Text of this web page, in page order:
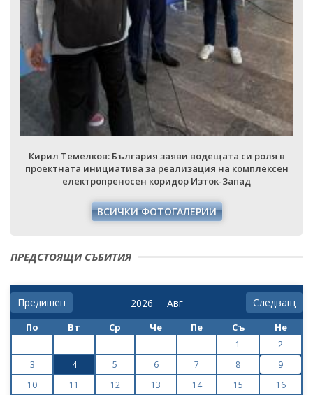
Кирил Темелков: България заяви водещата си роля в
проектната инициатива за реализация на комплексен
електропреносен коридор Изток-Запад
ВСИЧКИ ФОТОГАЛЕРИИ
ПРЕДСТОЯЩИ СЪБИТИЯ
Предишен Следващ
По Вт Ср Че Пе Съ Не
1
2
3
4 5 6 7 8
9
10
11 12 13 14 15
16